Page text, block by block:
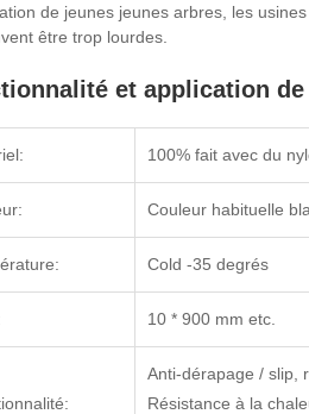
de jeunes jeunes arbres, les
être trop lourdes.
et application
100% fait avec du
Couleur habituelle
Cold -35 degrés
10 * 900 mm etc.
Anti-dérapage / slip,
Résistance à la